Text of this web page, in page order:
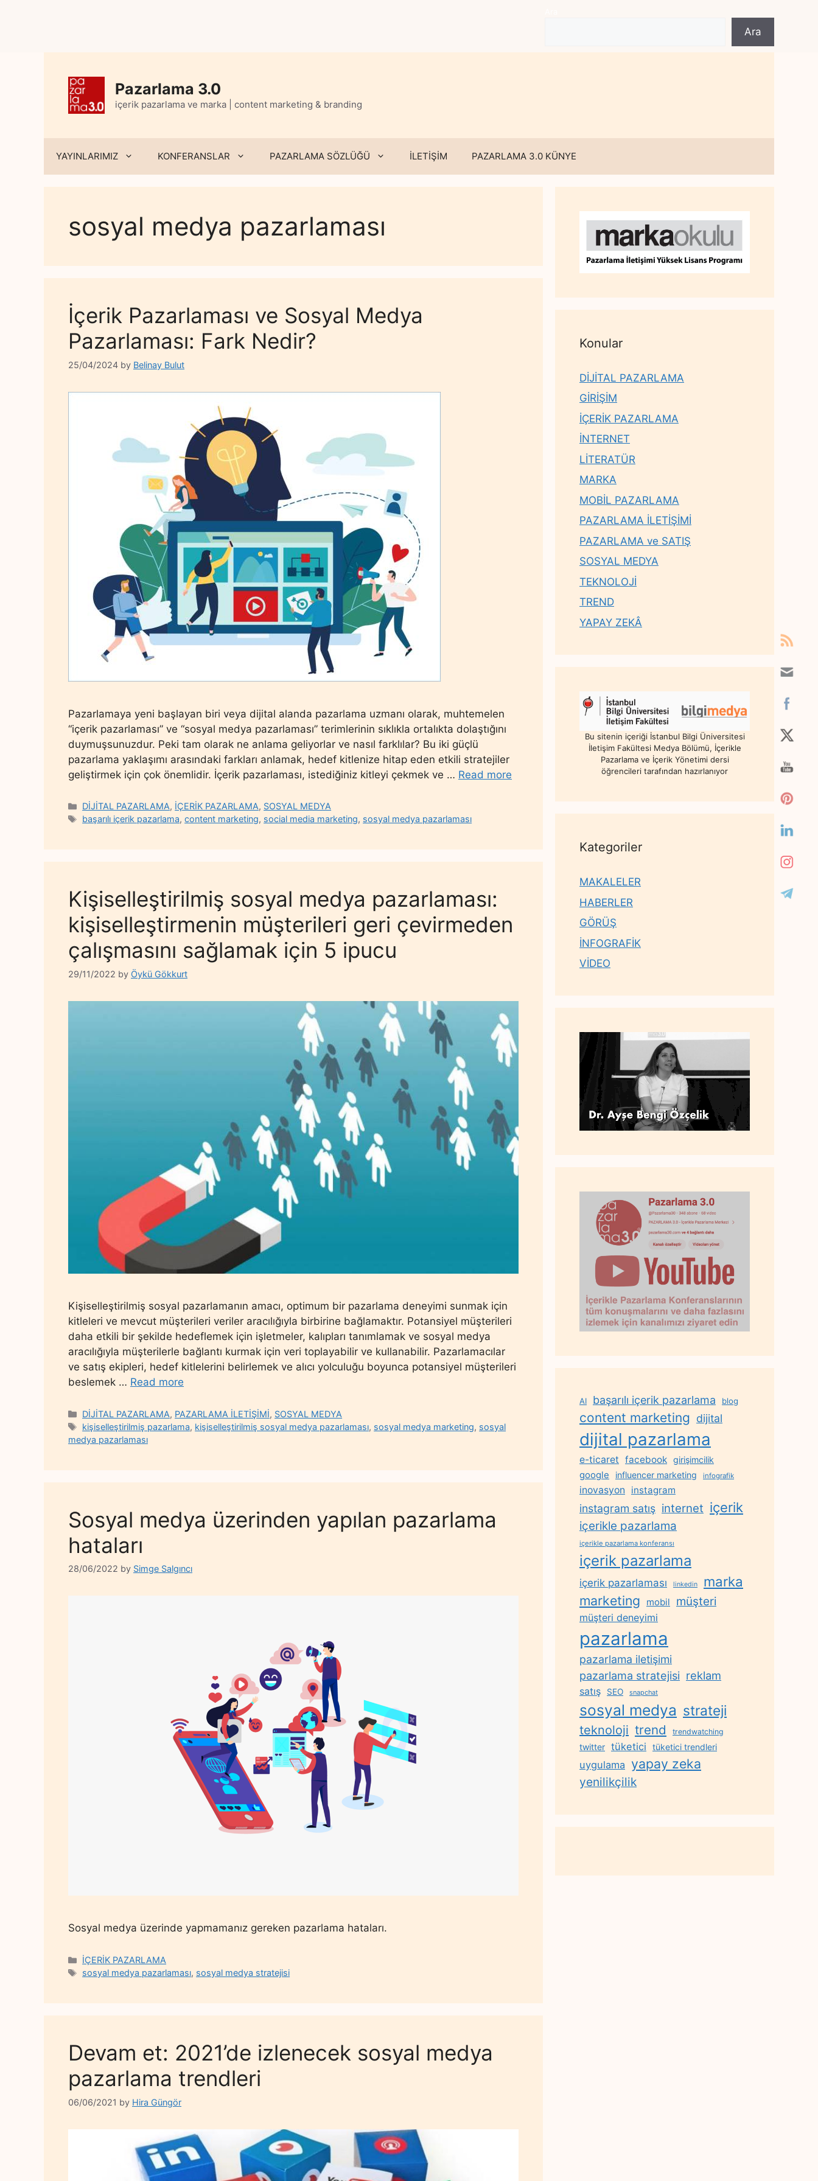
Ara
Pazarlama 3.0
içerik pazarlama ve marka | content marketing & branding
YAYINLARIMIZ KONFERANSLAR PAZARLAMA SÖZLÜĞÜ İLETİŞİM PAZARLAMA 3.0 KÜNYE
sosyal medya pazarlaması
İçerik Pazarlaması ve Sosyal Medya
Pazarlaması: Fark Nedir?
25/04/2024 by Belinay Bulut
Pazarlamaya yeni başlayan biri veya dijital alanda pazarlama uzmanı olarak, muhtemelen
“içerik pazarlaması” ve “sosyal medya pazarlaması” terimlerinin sıklıkla ortalıkta dolaştığını
duymuşsunuzdur. Peki tam olarak ne anlama geliyorlar ve nasıl farklılar? Bu iki güçlü
pazarlama yaklaşımı arasındaki farkları anlamak, hedef kitlenize hitap eden etkili stratejiler
geliştirmek için çok önemlidir. İçerik pazarlaması, istediğiniz kitleyi çekmek ve … Read more
Categories
DİJİTAL PAZARLAMA, İÇERİK PAZARLAMA, SOSYAL MEDYA
Tags
başarılı içerik pazarlama,content marketing, social media marketing, sosyal medya pazarlaması
Kişiselleştirilmiş sosyal medya pazarlaması:
kişiselleştirmenin müşterileri geri çevirmeden
çalışmasını sağlamak için 5 ipucu
29/11/2022 by Öykü Gökkurt
Kişiselleştirilmiş sosyal pazarlamanın amacı, optimum bir pazarlama deneyimi sunmak için
kitleleri ve mevcut müşterileri veriler aracılığıyla birbirine bağlamaktır. Potansiyel müşterileri
daha etkili bir şekilde hedeflemek için işletmeler, kalıpları tanımlamak ve sosyal medya
aracılığıyla müşterilerle bağlantı kurmak için veri toplayabilir ve kullanabilir. Pazarlamacılar
ve satış ekipleri, hedef kitlelerini belirlemek ve alıcı yolculuğu boyunca potansiyel müşterileri
beslemek … Read more
Categories
DİJİTAL PAZARLAMA, PAZARLAMA İLETİŞİMİ, SOSYAL MEDYA
Tags
kişiselleştirilmiş pazarlama, kişiselleştirilmiş sosyal medya pazarlaması, sosyal medya marketing, sosyal
medya pazarlaması
Sosyal medya üzerinden yapılan pazarlama
hataları
28/06/2022 by Simge Salgıncı
Sosyal medya üzerinde yapmamanız gereken pazarlama hataları.
Categories
İÇERİK PAZARLAMA
Tags
sosyal medya pazarlaması, sosyal medya stratejisi
Devam et: 2021’de izlenecek sosyal medya
pazarlama trendleri
06/06/2021 by Hira Güngör
Konular
DİJİTAL PAZARLAMA
GİRİŞİM
İÇERİK PAZARLAMA
İNTERNET
LİTERATÜR
MARKA
MOBİL PAZARLAMA
PAZARLAMA İLETİŞİMİ
PAZARLAMA ve SATIŞ
SOSYAL MEDYA
TEKNOLOJİ
TREND
YAPAY ZEKÂ
Bu sitenin içeriği İstanbul Bilgi Üniversitesi
İletişim Fakültesi Medya Bölümü, İçerikle
Pazarlama ve İçerik Yönetimi dersi
öğrencileri tarafından hazırlanıyor
Kategoriler
MAKALELER
HABERLER
GÖRÜŞ
İNFOGRAFİK
VİDEO
AI başarılı içerik pazarlama blog
content marketing dijital
dijital pazarlama
e-ticaret facebook girişimcilik
google influencer marketing infografik
inovasyon instagram
instagram satış internet içerik
içerikle pazarlama
içerikle pazarlama konferansı
içerik pazarlama
içerik pazarlaması linkedin marka
marketing mobil müşteri
müşteri deneyimi
pazarlama
pazarlama iletişimi
pazarlama stratejisi reklam
satış SEO snapchat
sosyal medya strateji
teknoloji trend trendwatching
twitter tüketici tüketici trendleri
uygulama yapay zeka
yenilikçilik